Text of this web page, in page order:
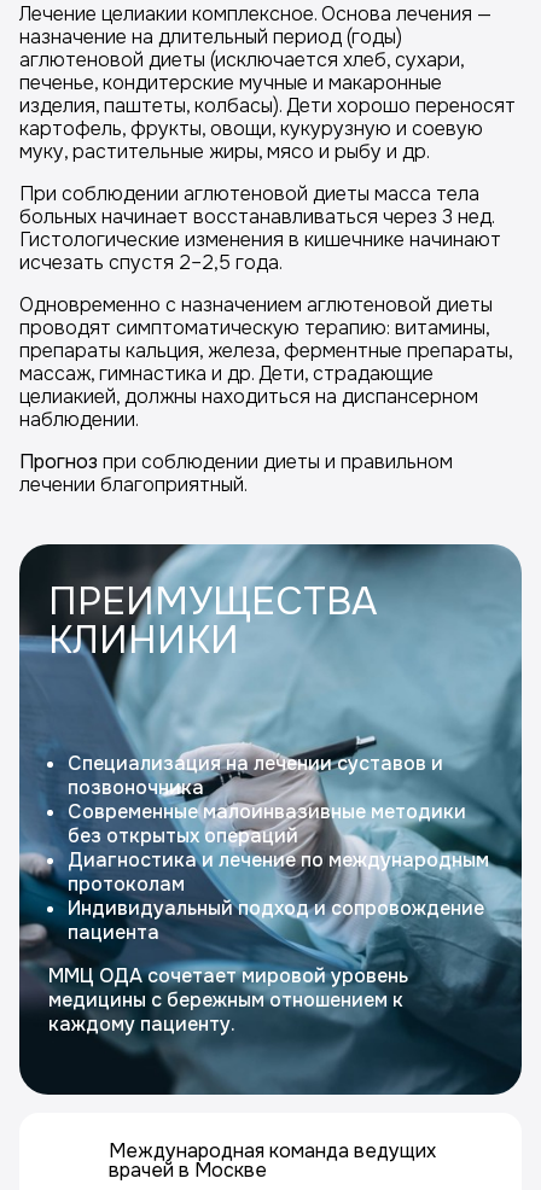
Лечение целиакии комплексное. Основа лечения —
назначение на длительный период (годы)
аглютеновой диеты (исключается хлеб, сухари,
печенье, кондитерские мучные и макаронные
изделия, паштеты, колбасы). Дети хорошо переносят
картофель, фрукты, овощи, кукурузную и соевую
муку, растительные жиры, мясо и рыбу и др.
При соблюдении аглютеновой диеты масса тела
больных начинает восстанавливаться через 3 нед.
Гистологические изменения в кишечнике начинают
исчезать спустя 2–2,5 года.
Одновременно с назначением аглютеновой диеты
проводят симптоматическую терапию: витамины,
препараты кальция, железа, ферментные препараты,
массаж, гимнастика и др. Дети, страдающие
целиакией, должны находиться на диспансерном
наблюдении.
Прогноз при соблюдении диеты и правильном
лечении благоприятный.
ПРЕИМУЩЕСТВА
КЛИНИКИ
Специализация на лечении суставов и
позвоночника
Современные малоинвазивные методики
без открытых операций
Диагностика и лечение по международным
протоколам
Индивидуальный подход и сопровождение
пациента
ММЦ ОДА сочетает мировой уровень
медицины с бережным отношением к
каждому пациенту.
Международная команда ведущих
врачей в Москве